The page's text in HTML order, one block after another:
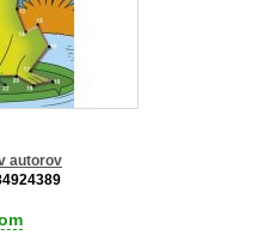
autorov